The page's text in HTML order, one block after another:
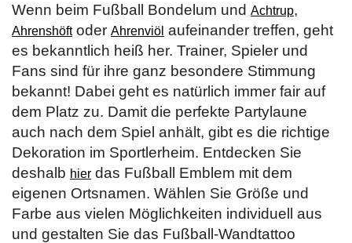
Wenn beim Fußball Bondelum und Achtrup,
Ahrenshöftoder Ahrenviöl aufeinander treffen, geht
es bekanntlich heiß her. Trainer, Spieler und
Fans sind für ihre ganz besondere Stimmung
bekannt! Dabei geht es natürlich immer fair auf
dem Platz zu. Damit die perfekte Partylaune
auch nach dem Spiel anhält, gibt es die richtige
Dekoration im Sportlerheim. Entdecken Sie
deshalb hier das Fußball Emblem mit dem
eigenen Ortsnamen. Wählen Sie Größe und
Farbe aus vielen Möglichkeiten individuell aus
und gestalten Sie das Fußball-Wandtattoo